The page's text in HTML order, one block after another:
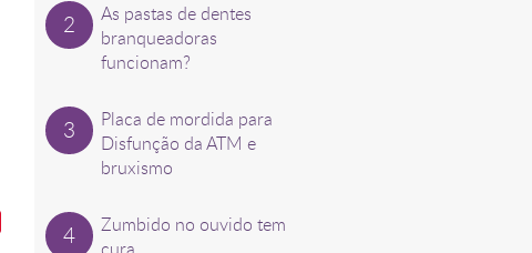
As pastas de dentes
branqueadoras
funcionam?
Placa de mordida para
Disfunção da ATM e
bruxismo
Zumbido no ouvido tem